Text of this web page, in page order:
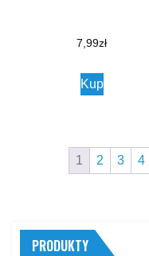
7,99zł
Kup
1 2 3 4
PRODUKTY